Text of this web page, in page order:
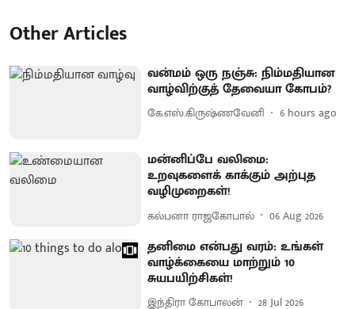
Other Articles
வன்மம் ஒரு நஞ்சு: நிம்மதியான
வாழ்விற்குத் தேவையா கோபம்?
கே.எஸ்.கிருஷ்ணவேனி 6 hours ago
மன்னிப்பே வலிமை:
உறவுகளைக் காக்கும் அற்புத
வழிமுறைகள்!
கல்பனா ராஜகோபால் 06 Aug 2026
தனிமை என்பது வரம்: உங்கள்
வாழ்க்கையை மாற்றும் 10
சுயபயிற்சிகள்!
இந்திரா கோபாலன் 28 Jul 2026